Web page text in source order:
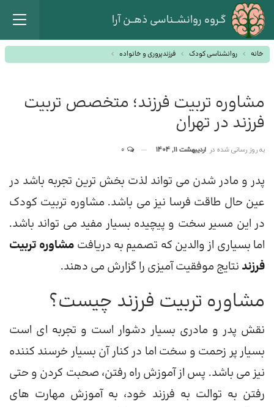
گـروه روانشــناسی ذهــن آرا
خانه روانشناسی کودک فرزندپروری و خانواده
مشاوره تربیت فرزند؛ متخصص تربیت
فرزند در تهران
به روز رسانی شده در اردیبهشت 11, 1404
پدر و مادر شدن می تواند لذت بخش ترین تجربه باشد در
عین حال طاقت فرسا نیز می باشد. مشاوره تربیت کودک
در این مسیر سخت و پیچیده بسیار مفید می تواند باشد.
اما بسیاری از والدین که تصمیم به دریافت مشاوره تربیت
فرزند نتایج موفقیت آمیزی را گزارش می دهند.
مشاوره تربیت فرزند چیست؟
نقش پدر و مادری بسیار دشوار است و تجربه ای است
بسیار پر زحمت و سخت اما در کنار آن بسیار خرسند کننده
نیز می باشد. پس از آموزش راه رفتن، صحبت کردن و حتی
رفتن به توالت به فرزند خود، به آموزش مهارت های